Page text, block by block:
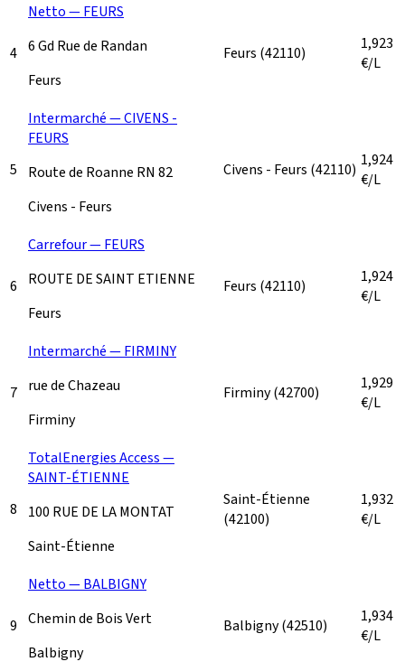
4
Netto — FEURS
6 Gd Rue de Randan
Feurs
Feurs (42110)
1,923
€/L
5
Intermarché — CIVENS -
FEURS
Route de Roanne RN 82
Civens - Feurs
Civens - Feurs (42110) 1,924
€/L
6
Carrefour — FEURS
ROUTE DE SAINT ETIENNE
Feurs
Feurs (42110)
1,924
€/L
7
Intermarché — FIRMINY
rue de Chazeau
Firminy
Firminy(42700)
1,929
€/L
8
TotalEnergies Access —
SAINT-ÉTIENNE
100 RUE DE LA MONTAT
Saint-Étienne
Saint-Étienne
(42100)
1,932
€/L
9
Netto — BALBIGNY
Chemin de Bois Vert
Balbigny
Balbigny(42510)
1,934
€/L